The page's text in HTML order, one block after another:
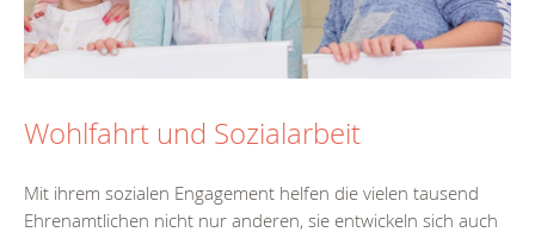
Wohlfahrt und Sozialarbeit
Mit ihrem sozialen Engagement helfen die vielen tausend
Ehrenamtlichen nicht nur anderen, sie entwickeln sich auch